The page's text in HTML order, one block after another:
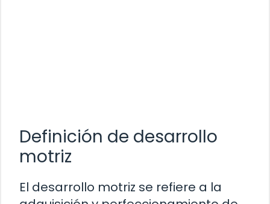
Definición de desarrollo
motriz
El desarrollo motriz se refiere a la